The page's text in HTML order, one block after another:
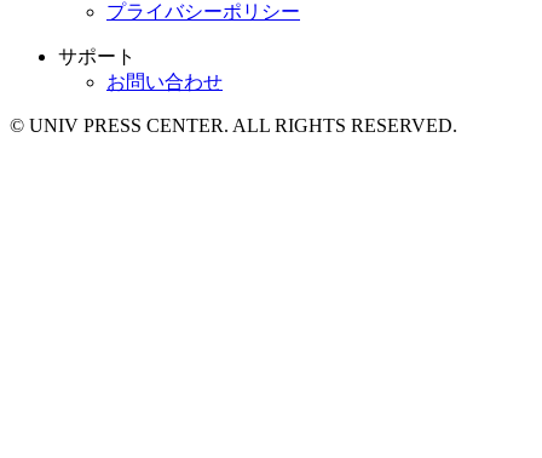
プライバシーポリシー
サポート
お問い合わせ
© UNIV PRESS CENTER. ALL RIGHTS RESERVED.